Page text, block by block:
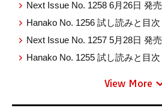
Next Issue No. 1258 6月26日 発売
Hanako No. 1256 試し読みと目次
Next Issue No. 1257 5月28日 発売
Hanako No. 1255 試し読みと目次
View More